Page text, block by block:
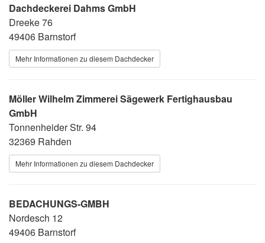
Dachdeckerei Dahms GmbH
Dreeke 76
49406 Barnstorf
Mehr Informationen zu diesem Dachdecker
Möller Wilhelm Zimmerei Sägewerk Fertighausbau
GmbH
Tonnenheider Str. 94
32369 Rahden
Mehr Informationen zu diesem Dachdecker
BEDACHUNGS-GMBH
Nordesch 12
49406 Barnstorf